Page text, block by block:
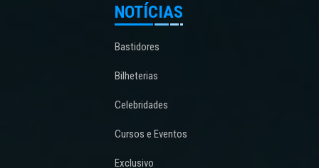
NOTÍCIAS
Bastidores
Bilheterias
Celebridades
Cursos e Eventos
Exclusivo